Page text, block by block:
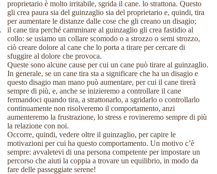
proprietario è molto irritabile, sgrida il cane. lo strattona. Questo
gli crea paura sia del guinzaglio sia del proprietario e, quindi, tira
per aumentare le distanze dalle cose che gli creano un disagio;
il cane tira perché camminare al guinzaglio gli crea fastidio al
collo: se usiamo un collare scomodo o a strozzo o semi strozzo,
ciò creare dolore al cane che lo porta a tirare per cercare di
sfuggire al dolore che provoca.
Queste sono alcune cause per cui un cane può tirare al guinzaglio.
In generale, se un cane tira sta a significare che ha un disagio e
questo disagio man mano può aumentare, per cui il cane tirerà
sempre di più, e, anche se inizieremo a controllare il cane
fermandoci quando tira, a strattonarlo, a sgridarlo o controllarlo
continuamente non risolveremo il comportamento, anzi
aumenteremo la frustrazione, lo stress e rovineremo sempre di più
la relazione con noi.
Occorre, quindi, vedere oltre il guinzaglio, per capire le
motivazioni per cui ha questo comportamento. Un motivo c’è
sempre: avvaletevi di una persona competente per impostare un
percorso che aiuti la coppia a trovare un equilibrio, in modo da
fare delle passeggiate serene!